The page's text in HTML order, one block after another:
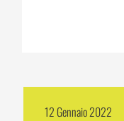
12 Gennaio 2022